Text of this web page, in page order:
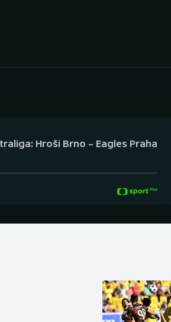
Plážový volejbal
Hroši Brno – Eagles Praha